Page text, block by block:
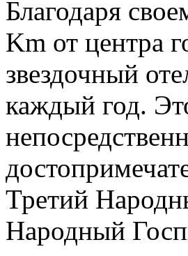
Благодаря
Km от центра
звездочный
каждый год.
Третий
Народный